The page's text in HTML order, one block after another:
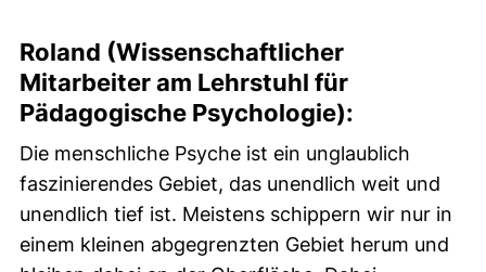
Roland (Wissenschaftlicher
Mitarbeiter am Lehrstuhl für
Pädagogische Psychologie):
Die menschliche Psyche ist ein unglaublich
faszinierendes Gebiet, das unendlich weit und
unendlich tief ist. Meistens schippern wir nur in
einem kleinen abgegrenzten Gebiet herum und